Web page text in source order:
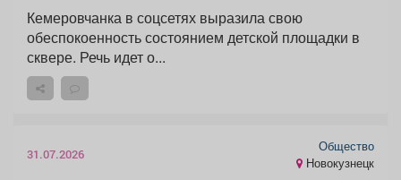
Кемеровчанка в соцсетях выразила свою
обеспокоенность состоянием детской площадки в
сквере. Речь идет о...
31.07.2026
Общество
Новокузнецк